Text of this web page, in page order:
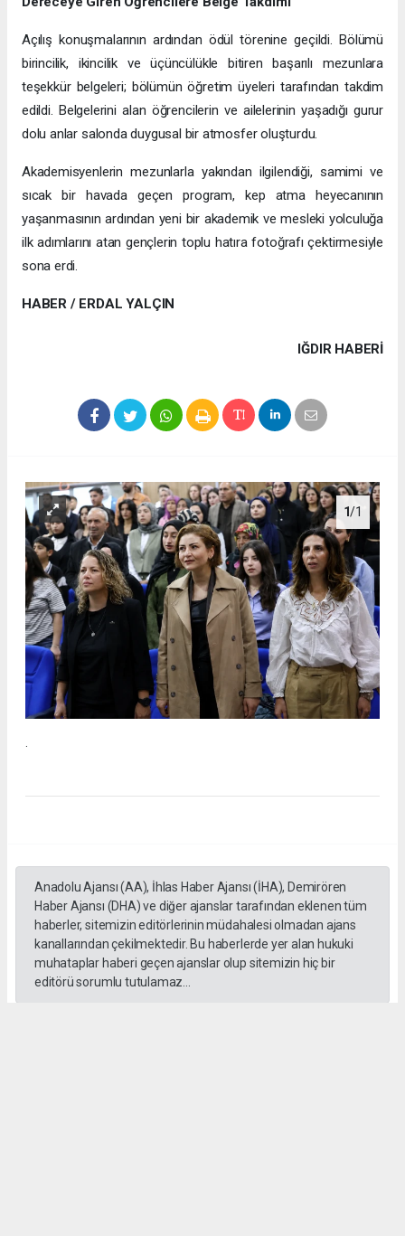
Açılış konuşmalarının ardından ödül törenine geçildi. Bölümü
birincilik, ikincilik ve üçüncülükle bitiren başarılı mezunlara
teşekkür belgeleri; bölümün öğretim üyeleri tarafından takdim
edildi. Belgelerini alan öğrencilerin ve ailelerinin yaşadığı gurur
dolu anlar salonda duygusal bir atmosfer oluşturdu.
Akademisyenlerin mezunlarla yakından ilgilendiği, samimi ve
sıcak bir havada geçen program, kep atma heyecanının
yaşanmasının ardından yeni bir akademik ve mesleki yolculuğa
ilk adımlarını atan gençlerin toplu hatıra fotoğrafı çektirmesiyle
sona erdi.
HABER / ERDAL YALÇIN
IĞDIR HABERİ
1/1
Anadolu Ajansı (AA), İhlas Haber Ajansı (İHA), Demirören
Haber Ajansı (DHA) ve diğer ajanslar tarafından eklenen tüm
haberler, sitemizin editörlerinin müdahalesi olmadan ajans
kanallarından çekilmektedir. Bu haberlerde yer alan hukuki
muhataplar haberi geçen ajanslar olup sitemizin hiç bir
editörü sorumlu tutulamaz...